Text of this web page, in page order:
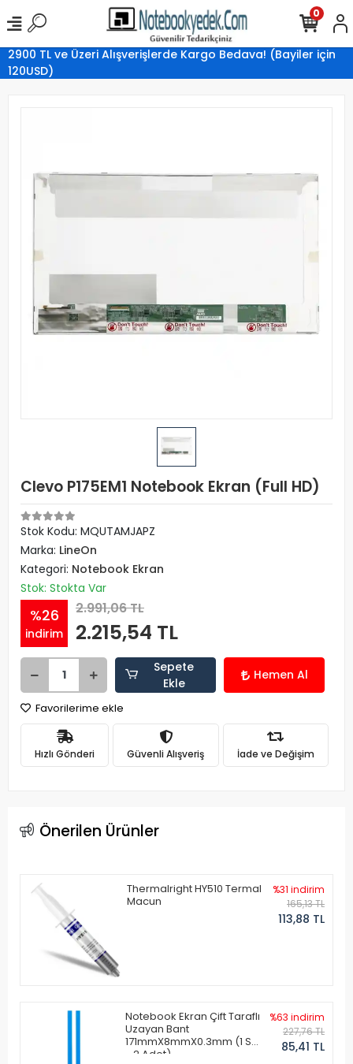
2900 TL ve Üzeri Alışverişlerde Kargo Bedava! (Bayiler için
120USD)
0
Clevo P175EM1 Notebook Ekran (Full HD)
Stok Kodu: MQUTAMJAPZ
Marka: LineOn
Kategori: Notebook Ekran
Stok: Stokta Var
%26
indirim
2.991,06 TL
2.215,54 TL
Sepete
Ekle
Hemen Al
Favorilerime ekle
Hızlı Gönderi Güvenli Alışveriş İade ve Değişim
Önerilen Ürünler
Thermalright HY510 Termal
Macun
%31 indirim
165,13 TL
113,88 TL
Notebook Ekran Çift Taraflı
Uzayan Bant
171mmX8mmX0.3mm (1 Set
- 2 Adet)
%63 indirim
227,76 TL
85,41 TL